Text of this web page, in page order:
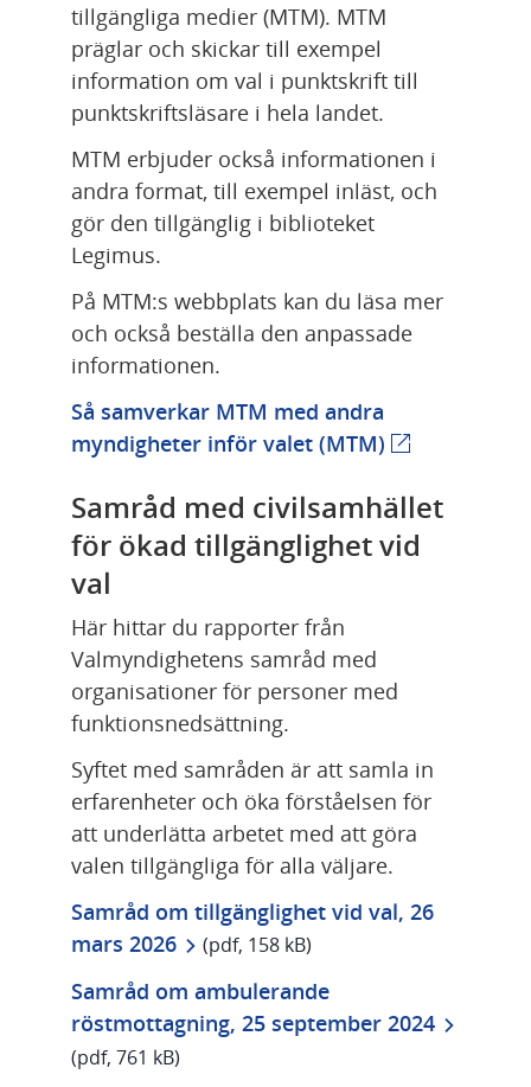
tillgängliga medier (MTM). MTM
präglar och skickar till exempel
information om val i punktskrift till
punktskriftsläsare i hela landet.
MTM erbjuder också informationen i
andra format, till exempel inläst, och
gör den tillgänglig i biblioteket
Legimus.
På MTM:s webbplats kan du läsa mer
och också beställa den anpassade
informationen.
Så samverkar MTM med andra
myndigheter inför valet (MTM) (extern
Samråd med civilsamhället
för ökad tillgänglighet vid
val
Här hittar du rapporter från
Valmyndighetens samråd med
organisationer för personer med
funktionsnedsättning.
Syftet med samråden är att samla in
erfarenheter och öka förståelsen för
att underlätta arbetet med att göra
valen tillgängliga för alla väljare.
Samråd om tillgänglighet vid val, 26
mars 2026pdf, 158 kB.
(pdf, 158 kB)
Samråd om ambulerande
röstmottagning, 25 september 2024pdf, 761
(pdf, 761 kB)